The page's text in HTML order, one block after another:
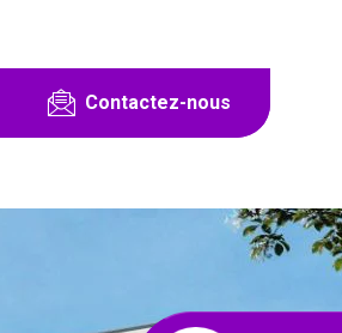
Contactez-nous